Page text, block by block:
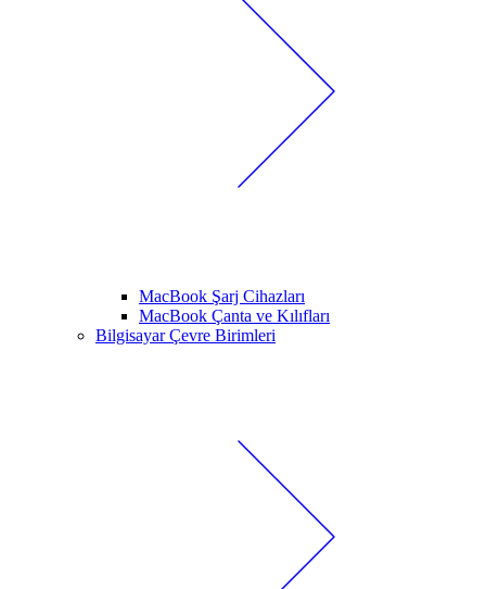
MacBook Şarj Cihazları
MacBook Çanta ve Kılıfları
Bilgisayar Çevre Birimleri